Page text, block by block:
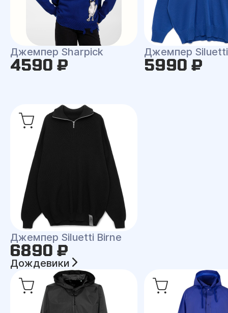
Джемпер Sharpick
4590 ₽
Джемпер
5990 ₽
Джемпер Siluetti Birne
6890 ₽
Дождевики